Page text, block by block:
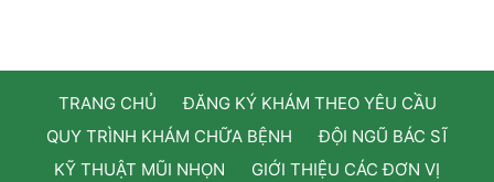
TRANG CHỦ
ĐĂNG KÝ KHÁM THEO YÊU CẦU
QUY TRÌNH KHÁM CHỮA BỆNH
ĐỘI NGŨ BÁC SĨ
KỸ THUẬT MŨI NHỌN
GIỚI THIỆU CÁC ĐƠN VỊ